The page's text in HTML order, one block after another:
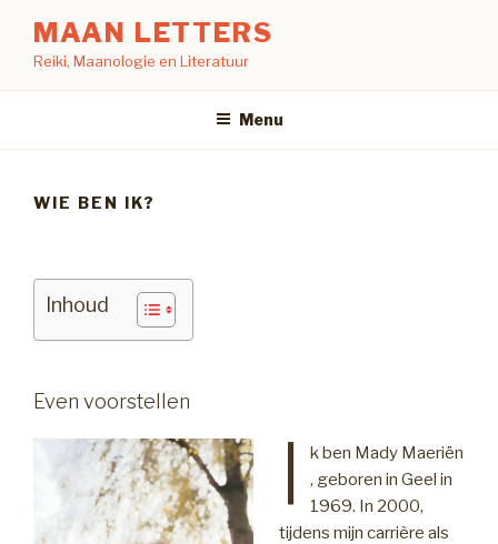
inhoud
springen
MAAN LETTERS
Reiki, Maanologie en Literatuur
Menu
WIE BEN IK?
Inhoud
Even voorstellen
I
k ben Mady Maeriën
, geboren in Geel in
1969. In 2000,
tijdens mijn carrière als